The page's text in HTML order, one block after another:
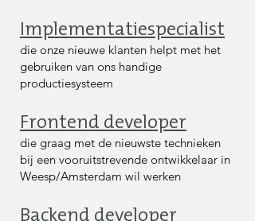
Implementatiespecialist
die onze nieuwe klanten helpt met het
gebruiken van ons handige
productiesysteem
Frontend developer
die graag met de nieuwste technieken
bij een vooruitstrevende ontwikkelaar in
Weesp/Amsterdam wil werken
Backend developer